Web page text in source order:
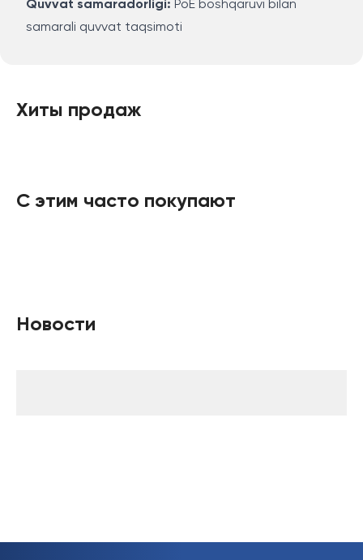
Quvvat samaradorligi: PoE boshqaruvi bilan
samarali quvvat taqsimoti
Хиты продаж
С этим часто покупают
Новости